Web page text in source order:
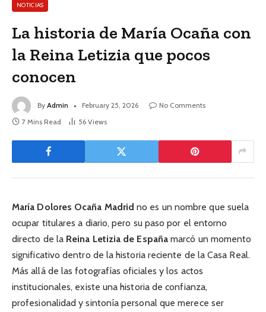
NOTICIAS
La historia de María Ocaña con
la Reina Letizia que pocos
conocen
By Admin February 25, 2026
No Comments
7 Mins Read
56 Views
María Dolores Ocaña Madrid no es un nombre que suela
ocupar titulares a diario, pero su paso por el entorno
directo de la Reina Letizia de Españamarcó un momento
significativo dentro de la historia reciente de la Casa Real.
Más allá de las fotografías oficiales y los actos
institucionales, existe una historia de confianza,
profesionalidad y sintonía personal que merece ser